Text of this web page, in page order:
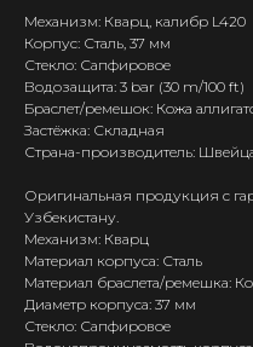
Механизм: Кварц, калибр L420
Корпус: Сталь, 37 мм
Стекло: Сапфировое
Водозащита: 3 bar (30 m/100 ft)
Браслет/ремешок: Кожа
Застёжка: Складная
Страна-производитель:
Оригинальная продукция с
Узбекистану.
Механизм: Кварц
Материал корпуса: Сталь
Материал браслета/ремешка:
Диаметр корпуса: 37 мм
Стекло: Сапфировое